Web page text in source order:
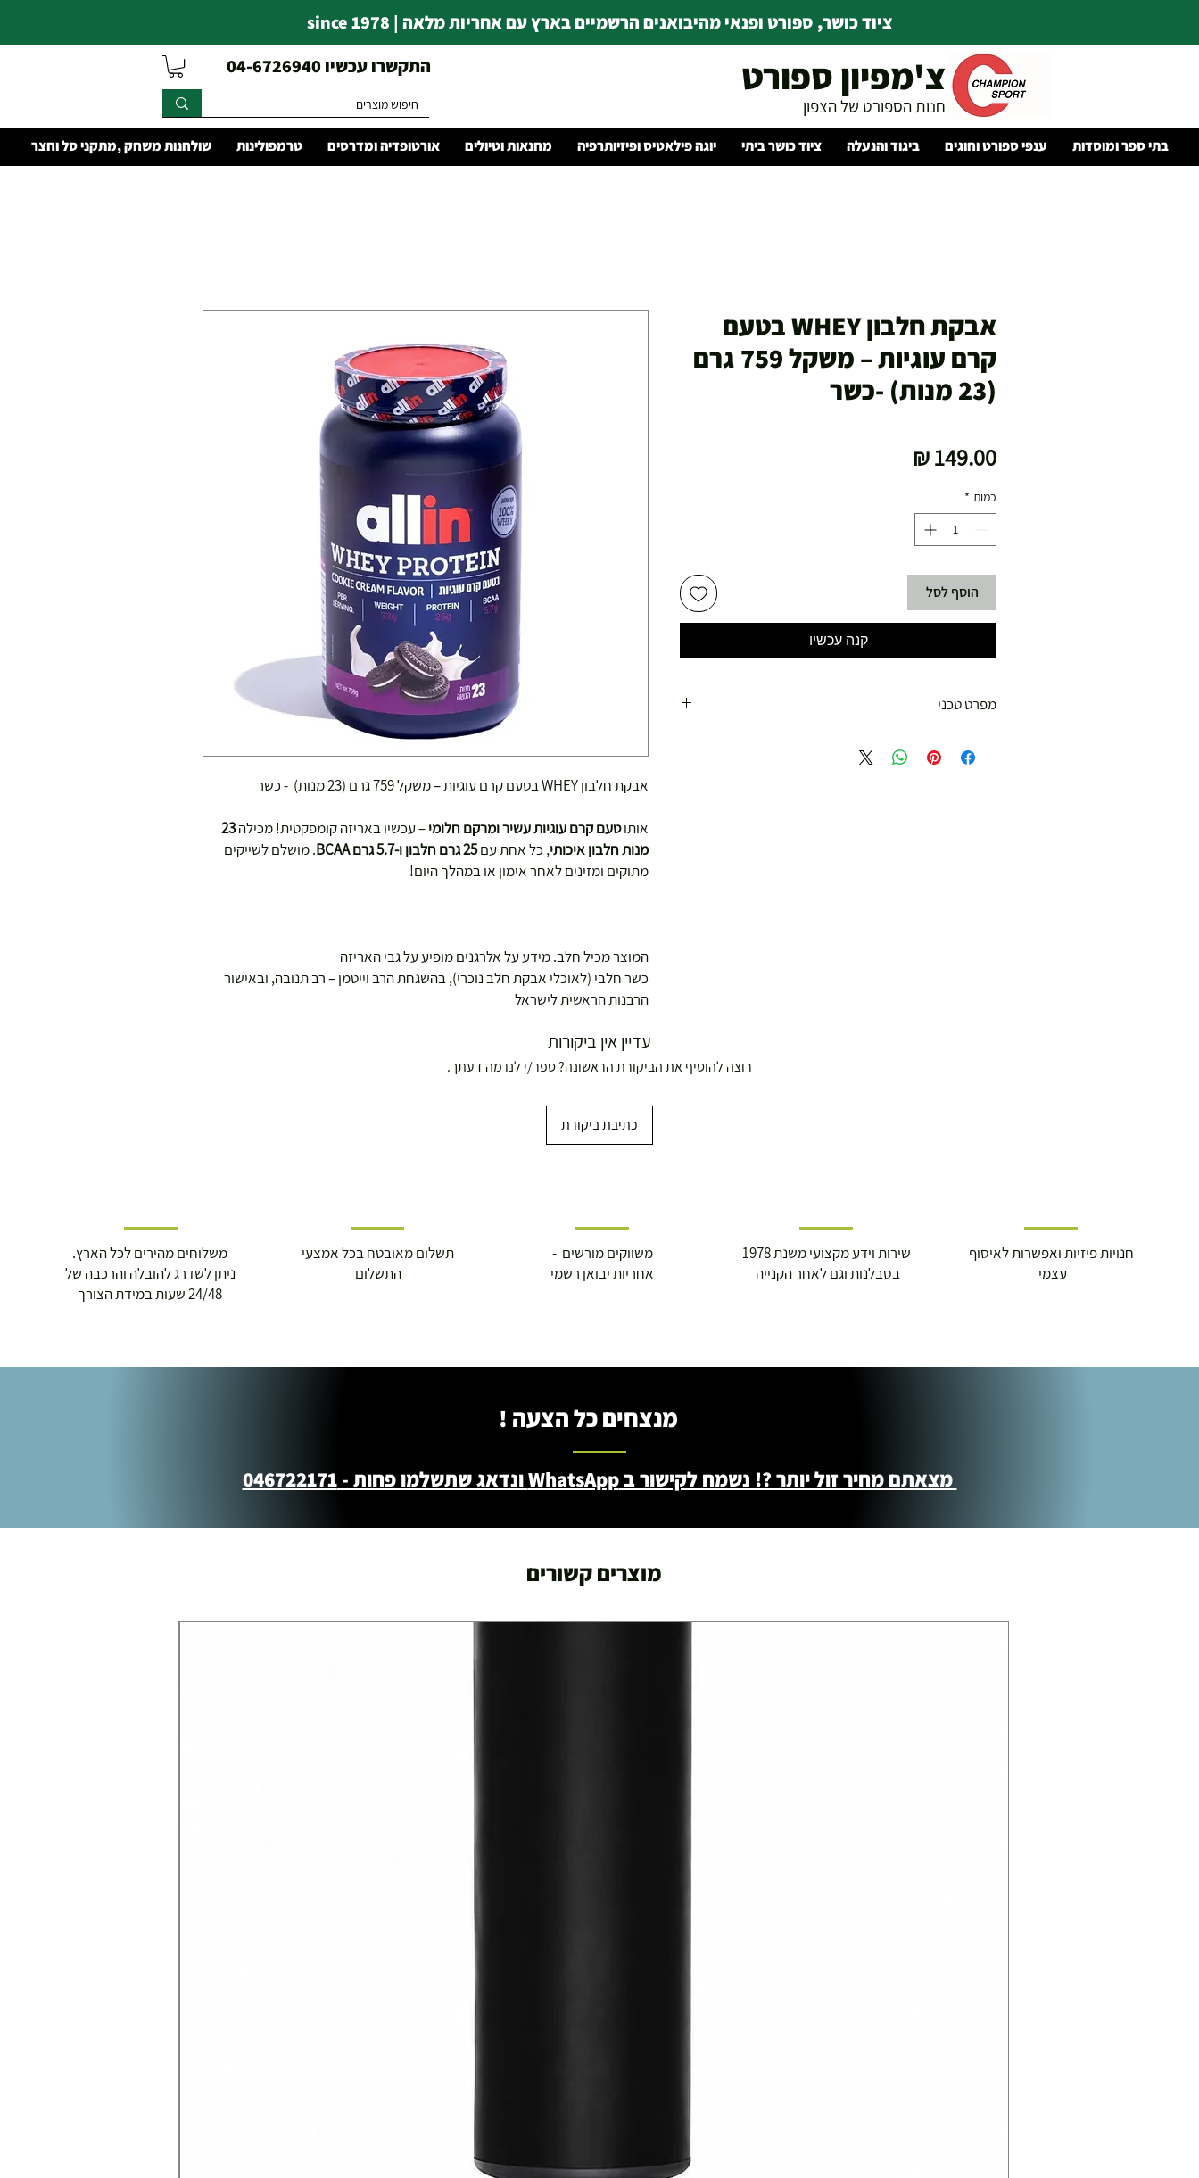
ציוד כושר, ספורט ופנאי מהיבואנים הרשמיים בארץ עם אחריות מלאה | since 1978
התקשרו עכשיו 04-6726940
צ'מפיון ספורט
חנות הספורט של הצפון
בתי ספר ומוסדות ענפי ספורט וחוגים ביגוד והנעלה ציוד כושר ביתי יוגה פילאטיס ופיזיותרפיה מחנאות וטיולים אורטופדיה ומדרסים טרמפולינות שולחנות משחק ,מתקני סל וחצר
אבקת חלבון WHEY בטעם קרם עוגיות – משקל 759 גרם (23 מנות) - כשר
אותוטעם קרם עוגיות עשיר ומרקם חלומי– עכשיו באריזה קומפקטית! מכילה23
מנות חלבון איכותי, כל אחת עם25 גרם חלבון ו-5.7 גרם BCAA
. מושלם לשייקים
מתוקים ומזינים לאחר אימון או במהלך היום!
המוצר מכיל חלב. מידע על אלרגנים מופיע על גבי האריזה
כשר חלבי (לאוכלי אבקת חלב נוכרי), בהשגחת הרב וייטמן – רב תנובה, ובאישור
הרבנות הראשית לישראל
אבקת חלבון WHEY בטעם
קרם עוגיות – משקל 759 גרם
(23 מנות) -כשר
כמות *
הוסף לסל
קנה עכשיו
מפרט טכני
עדיין אין ביקורות
רוצה להוסיף את הביקורת הראשונה? ספר/י לנו מה דעתך.
כתיבת ביקורת
משלוחים מהירים לכל הארץ.
ניתן לשדרג להובלה והרכבה של
24/48 שעות במידת הצורך
תשלום מאובטח בכל אמצעי
התשלום
משווקים מורשים -
אחריות יבואן רשמי
שירות וידע מקצועי משנת 1978
בסבלנות וגם לאחר הקנייה
חנויות פיזיות ואפשרות לאיסוף
עצמי
מנצחים כל הצעה !
מצאתם מחיר זול יותר ?! נשמח לקישור ב WhatsApp ונדאג שתשלמו פחות - 046722171
מוצרים קשורים